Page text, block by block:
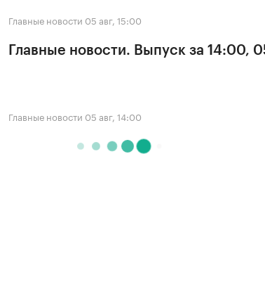
Главные новости 05 авг, 15:00
Главные новости. Выпуск за 14:00,
Главные новости 05 авг, 14:00